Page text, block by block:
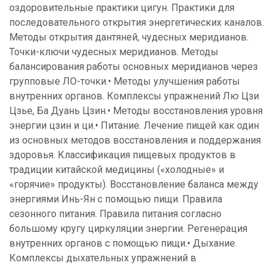
оздоровительные практики цигун. Практики для
последовательного открытия энергетических каналов.
Методы открытия дантяней, чудесных меридианов.
Точки-ключи чудесных меридианов. Методы
балансирования работы основных меридианов через
групповые ЛО-точки.• Методы улучшения работы
внутренних органов. Комплексы упражнений Лю Цзи
Цзье, Ба Дуань Цзин.• Методы восстановления уровня
энергии цзин и ци.• Питание. Лечение пищей как один
из основных методов восстановления и поддержания
здоровья. Классификация пищевых продуктов в
традиции китайской медицины («холодные» и
«горячие» продукты). Восстановление баланса между
энергиями Инь-Ян с помощью пищи. Правила
сезонного питания. Правила питания согласно
большому кругу циркуляции энергии. Регенерация
внутренних органов с помощью пищи.• Дыхание.
Комплексы дыхательных упражнений в